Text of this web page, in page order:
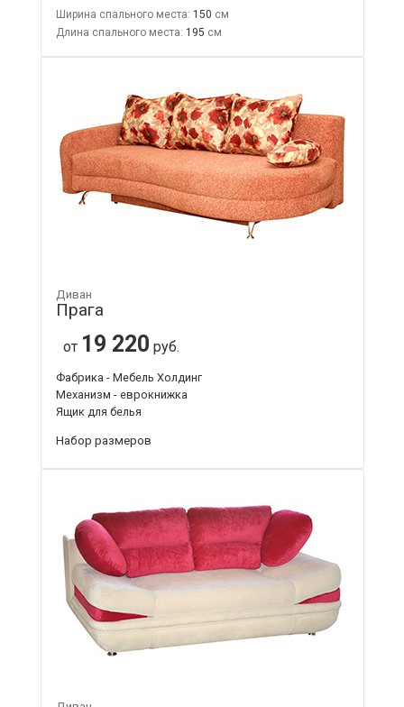
Ширина спального места: 150
Длина спального места: 195
Диван
Прага
от 19 220 руб.
Фабрика - Мебель Холдинг
Механизм - еврокнижка
Ящик для белья
Набор размеров